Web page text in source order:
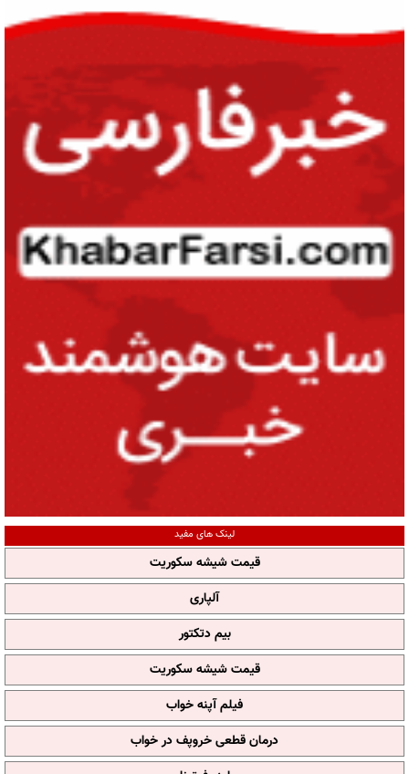
لینک های مفید
قیمت شیشه سکوریت
آلپاری
بیم دتکتور
قیمت شیشه سکوریت
فیلم آپنه خواب
درمان قطعی خروپف در خواب